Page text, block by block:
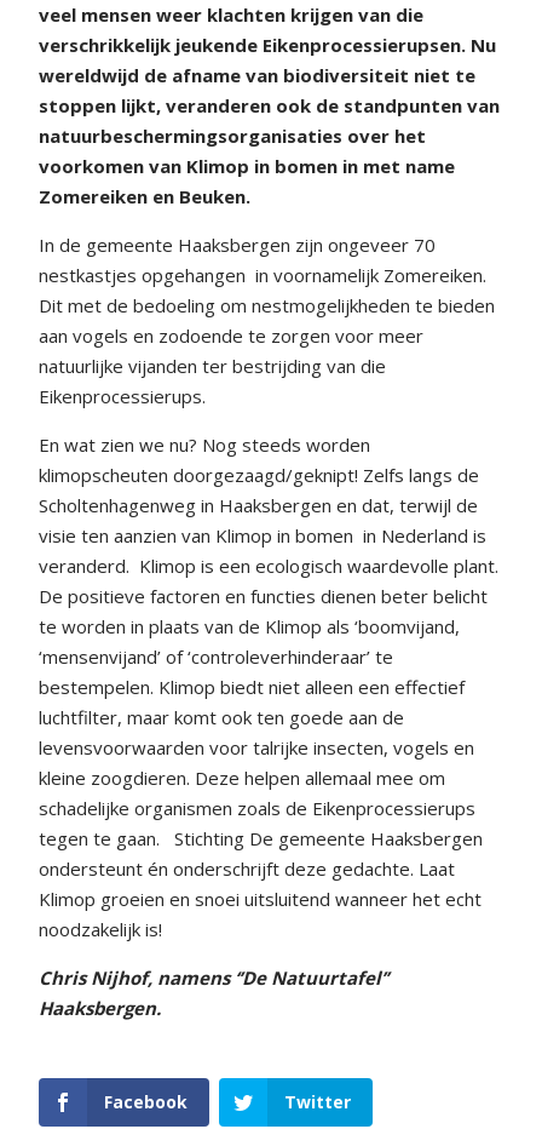
veel mensen weer klachten krijgen van die
verschrikkelijk jeukende Eikenprocessierupsen. Nu
wereldwijd de afname van biodiversiteit niet te
stoppen lijkt, veranderen ook de standpunten van
natuurbeschermingsorganisaties over het
voorkomen van Klimop in bomen in met name
Zomereiken en Beuken.
In de gemeente Haaksbergen zijn ongeveer 70
nestkastjes opgehangen in voornamelijk Zomereiken.
Dit met de bedoeling om nestmogelijkheden te bieden
aan vogels en zodoende te zorgen voor meer
natuurlijke vijanden ter bestrijding van die
Eikenprocessierups.
En wat zien we nu? Nog steeds worden
klimopscheuten doorgezaagd/geknipt! Zelfs langs de
Scholtenhagenweg in Haaksbergen en dat, terwijl de
visie ten aanzien van Klimop in bomen in Nederland is
veranderd. Klimop is een ecologisch waardevolle plant.
De positieve factoren en functies dienen beter belicht
te worden in plaats van de Klimop als ‘boomvijand,
‘mensenvijand’ of ‘controleverhinderaar’ te
bestempelen. Klimop biedt niet alleen een effectief
luchtfilter, maar komt ook ten goede aan de
levensvoorwaarden voor talrijke insecten, vogels en
kleine zoogdieren. Deze helpen allemaal mee om
schadelijke organismen zoals de Eikenprocessierups
tegen te gaan.
Stichting De gemeente Haaksbergen
ondersteunt én onderschrijft deze gedachte. Laat
Klimop groeien en snoei uitsluitend wanneer het echt
noodzakelijk is!
Chris Nijhof, namens ‘’De Natuurtafel’’
Haaksbergen.
Facebook Twitter